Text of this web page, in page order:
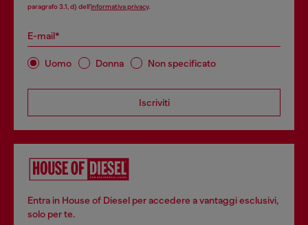
paragrafo 3.1, d) dell’informativa privacy.
E-mail*
Uomo Donna Non specificato
Iscriviti
Entra in House of Diesel per accedere a vantaggi esclusivi,
solo per te.